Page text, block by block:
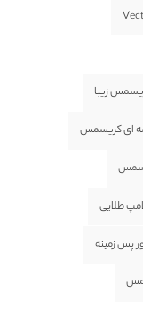
زیبا
ای کریسمس
طلایی
پس زمینه